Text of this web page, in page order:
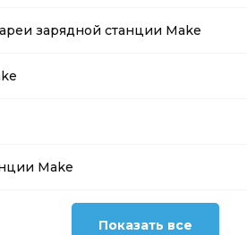
зарядной станции Make
Make
Показать все